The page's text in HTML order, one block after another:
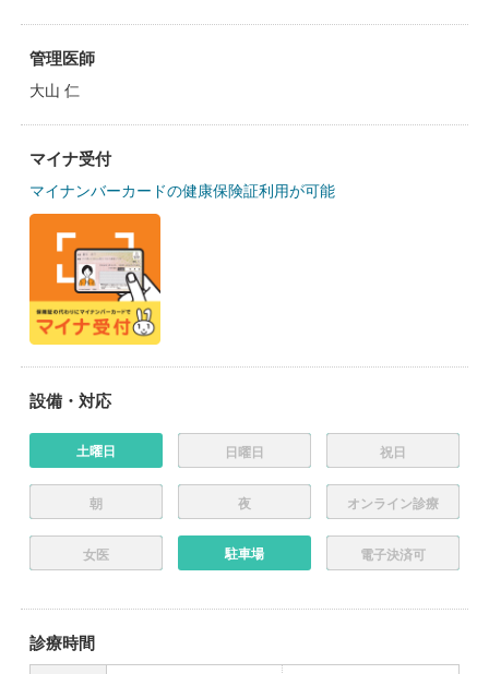
管理医師
大山 仁
マイナ受付
マイナンバーカードの健康保険証利用が可能
設備・対応
土曜日 日曜日 祝日
朝 夜 オンライン診療
女医 駐車場 電子決済可
診療時間